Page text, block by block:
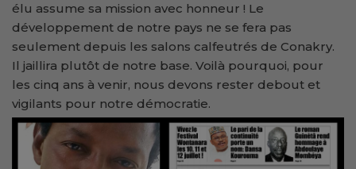
élu assume sa mission avec honneur ! Le
développement de notre pays ne se fera pas
seulement depuis les salons calfeutrés de Conakry.
Il jaillira plutôt de notre base. Voilà pourquoi, pour
les cinq ans à venir, nous devons rester debout et
vigilants pour notre démocratie.